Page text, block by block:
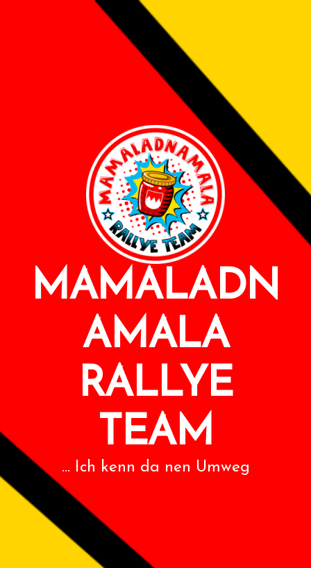
MAMALADN
AMALA
RALLYE
TEAM
… Ich kenn da nen Umweg